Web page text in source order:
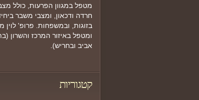
מטפל במגוון הפרעות, כולל
חרדה ודכאון, ומצבי משבר
בזוגות, ובמשפחות. פרופ' לוין
ומטפל באיזור המרכז והשרון
אביב ובחריש).
קטגוריות